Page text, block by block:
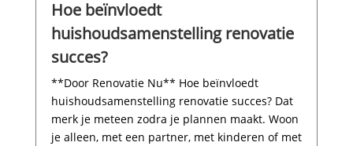
Hoe beïnvloedt
huishoudsamenstelling renovatie
succes?
**Door Renovatie Nu** Hoe beïnvloedt
huishoudsamenstelling renovatie succes? Dat
merk je meteen zodra je plannen maakt.​ Woon
je alleen, met een partner, met kinderen of met